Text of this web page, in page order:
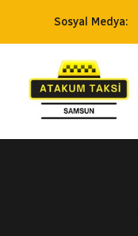
Sosyal Medya: